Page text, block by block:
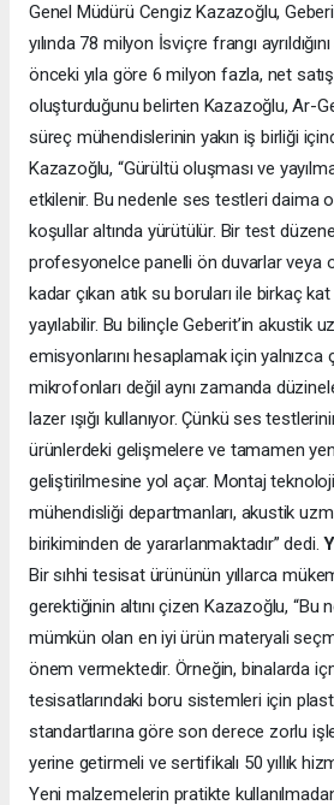
Genel Müdürü Cengiz Kazazoğlu,
yılında 78 milyon İsviçre frangı
önceki yıla göre 6 milyon fazla, net
oluşturduğunu belirten Kazazoğlu, Ar-
süreç mühendislerinin yakın iş birliği
Kazazoğlu, “Gürültü oluşması ve
etkilenir. Bu nedenle ses testleri daima
koşullar altında yürütülür. Bir test
profesyonelce panelli ön duvarlar veya
kadar çıkan atık su boruları ile birkaç
yayılabilir. Bu bilinçle Geberit’in akustik
emisyonlarını hesaplamak için yalnızca
mikrofonları değil aynı zamanda
lazer ışığı kullanıyor. Çünkü ses
ürünlerdeki gelişmelere ve tamamen
geliştirilmesine yol açar. Montaj
mühendisliği departmanları, akustik
birikiminden de yararlanmaktadır” dedi.
Bir sıhhi tesisat ürününün yıllarca
gerektiğinin altını çizen Kazazoğlu, “Bu
mümkün olan en iyi ürün materyali
önem vermektedir. Örneğin, binalarda
tesisatlarındaki boru sistemleri için
standartlarına göre son derece zorlu
yerine getirmeli ve sertifikalı 50 yıllık
Yeni malzemelerin pratikte